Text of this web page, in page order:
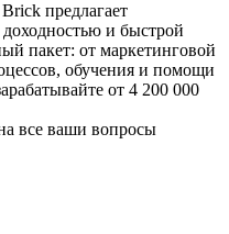
предлагает
и быстрой
пакет: от маркетинговой
обучения и помощи
от 4 200 000
все ваши вопросы